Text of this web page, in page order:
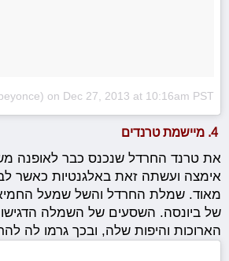
on Dec 27, 2013 at 10:16am PST
4. מיישמת טרנדים
את טרנד החרדל שנכנס כבר לאופנה
אימצה ועשתה זאת באלגנטיות כאשר
מאוד. שמלת החרדל והשל שמעל
של ביונסה. השסעים של השמלה הדגישו
הארוכות והיפות שלה, ובכך גרמו לה